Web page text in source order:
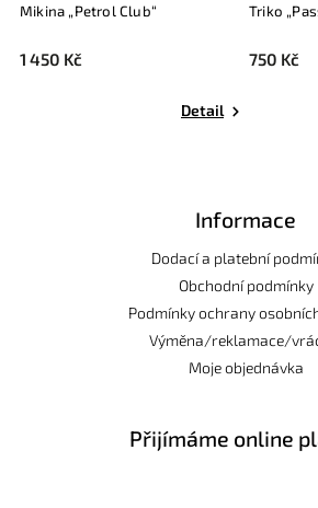
Mikina „Petrol Club“
1 450 Kč
Detail
Triko
750 Kč
Informace
Dodací a platební
Obchodní podmínky
Podmínky ochrany
Výměna/reklamace/
Moje objednávka
Přijímáme online